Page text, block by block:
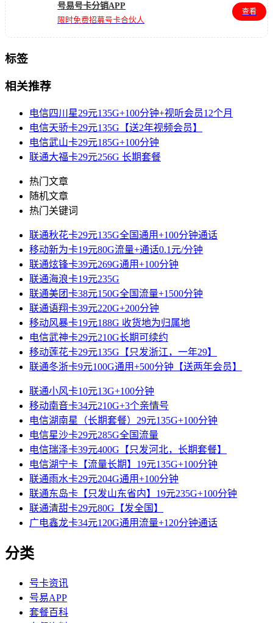
号易号卡分销APP
限时免费招募号卡合伙人
查看
标签
相关推荐
电信四川星29元135G+100分钟+视听会员12个月
电信天骄卡29元135G【送2年视频会员】
电信武山卡29元185G+100分钟
联通大福卡29元256G 长期套餐
热门文章
随机文章
热门关键词
联通秋花卡29元135G全国通用+100分钟通话
移动新为卡19元80G流量+通话0.1元/分钟
联通炫锋卡39元269G通用+100分钟
联通海浪卡19元235G
联通美团卡38元150G全国流量+1500分钟
联通语翔卡39元220G+200分钟
移动风暴卡19元188G 收货地为归属地
电信武神卡29元210G长期可续约
移动莲花卡29元135G【只发浙江，一年29】
联通冬浙卡9元100G通用+500分钟【送两年会员】
联通小风卡10元13G+100分钟
移动南音卡34元210G+3个亲情号
电信湖南星（长期套餐）29元135G+100分钟
电信星沙卡29元285G全国流量
电信瑞泽卡39元400G【只发河北，长期套餐】
电信湖宁卡【流量长期】19元135G+100分钟
联通雨水卡29元204G通用+100分钟
联通东岛卡【只发山东省内】19元235G+100分钟
联通清甜卡29元80G【发全国】
广电鑫龙卡34元120G通用流量+120分钟通话
分类
号卡资讯
号易APP
套餐百科